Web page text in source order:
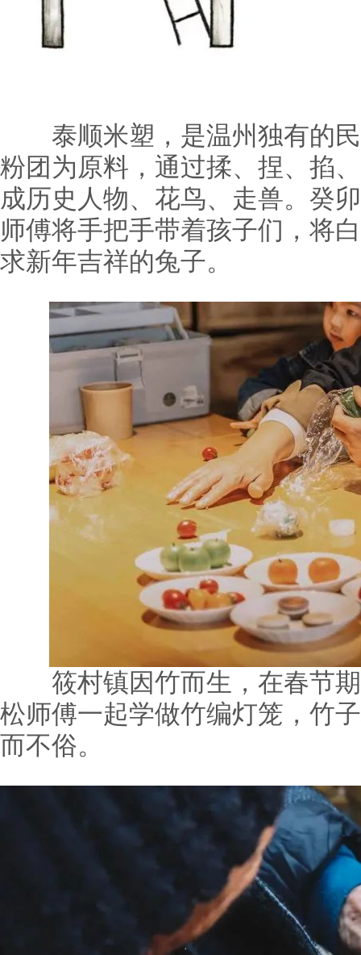
泰顺米塑，是温州独有的民
粉团为原料，通过揉、捏、掐
成历史人物、花鸟、走兽。癸
师傅将手把手带着孩子们，将
求新年吉祥的兔子。
筱村镇因竹而生，在春节期
松师傅一起学做竹编灯笼，竹
而不俗。